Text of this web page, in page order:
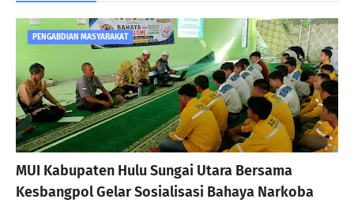
PENGABDIAN MASYARAKAT
MUI Kabupaten Hulu Sungai Utara Bersama
Kesbangpol Gelar Sosialisasi Bahaya Narkoba